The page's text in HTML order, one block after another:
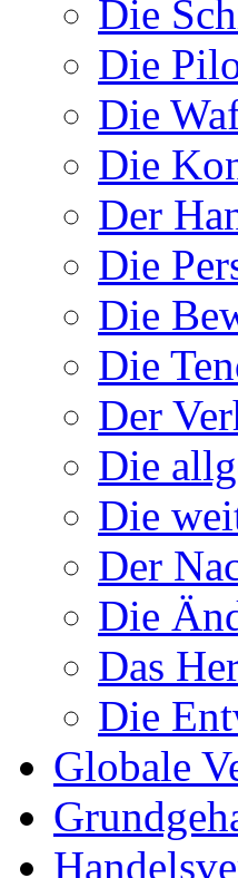
Die
Die
Die
Die
Der
Die
Die
Die
Der
Die
Die
Der
Die
Das
Die
Globale